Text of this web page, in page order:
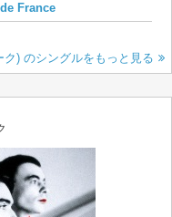
France
ク) のシングルをもっと見る